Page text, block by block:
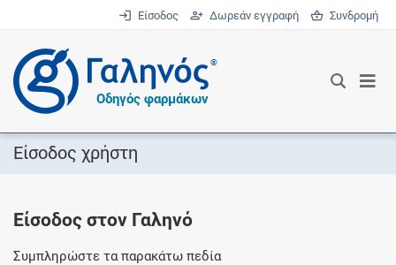
Είσοδος Δωρεάν εγγραφή Συνδρομή
®
Οδηγός φαρμάκων
Είσοδος χρήστη
Είσοδος στον Γαληνό
Συμπληρώστε τα παρακάτω πεδία